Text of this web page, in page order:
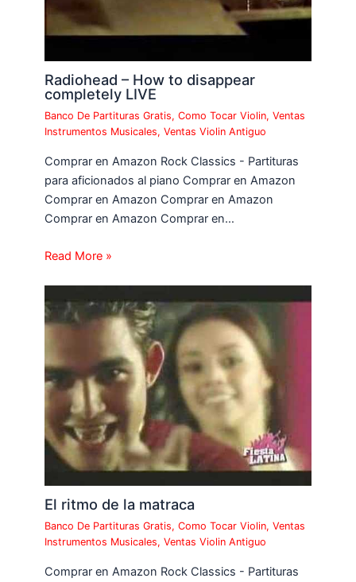
Radiohead – How to disappear
completely LIVE
Banco De Partituras Gratis,Como Tocar Violin,Ventas
Instrumentos Musicales,Ventas Violin Antiguo
Comprar en Amazon Rock Classics - Partituras
para aficionados al piano Comprar en Amazon
Comprar en Amazon Comprar en Amazon
Comprar en Amazon Comprar en…
Read More »
El ritmo de la matraca
Banco De Partituras Gratis,Como Tocar Violin,Ventas
Instrumentos Musicales,Ventas Violin Antiguo
Comprar en Amazon Rock Classics - Partituras